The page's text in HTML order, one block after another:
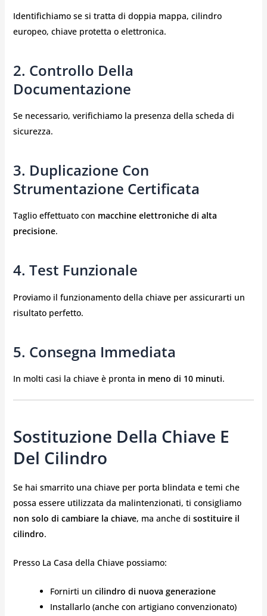
Identifichiamo se si tratta di doppia mappa, cilindro
europeo, chiave protetta o elettronica.
2. Controllo Della
Documentazione
Se necessario, verifichiamo la presenza della scheda di
sicurezza.
3. Duplicazione Con
Strumentazione Certificata
Taglio effettuato con macchine elettroniche di alta
precisione.
4. Test Funzionale
Proviamo il funzionamento della chiave per assicurarti un
risultato perfetto.
5. Consegna Immediata
In molti casi la chiave è pronta in meno di 10 minuti.
Sostituzione Della Chiave E
Del Cilindro
Se hai smarrito una chiave per porta blindata e temi che
possa essere utilizzata da malintenzionati, ti consigliamo
non solo di cambiare la chiave, ma anche di sostituire il
cilindro.
Presso La Casa della Chiave possiamo:
Fornirti un cilindro di nuova generazione
Installarlo (anche con artigiano convenzionato)